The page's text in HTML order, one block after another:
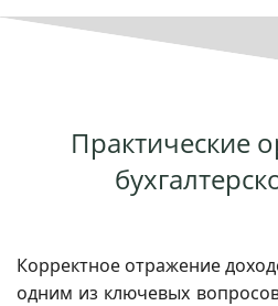
Практические
Корректное отражение
одним из ключевых вопросов